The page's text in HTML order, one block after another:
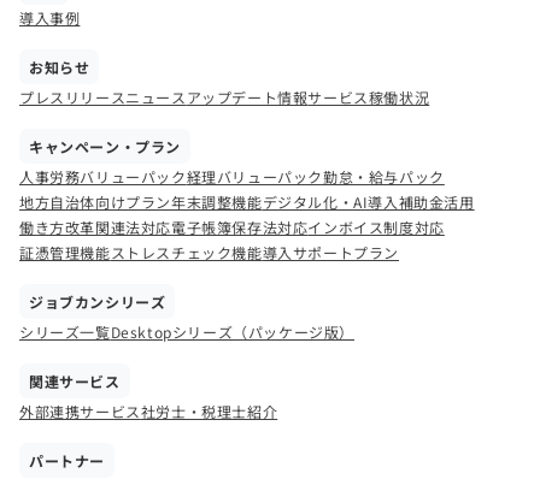
導入事例
お知らせ
プレスリリースニュース アップデート情報サービス稼働状況
キャンペーン・プラン
人事労務バリューパック経理バリューパック勤怠・給与パック
地方自治体向けプラン年末調整機能デジタル化・AI導入補助金活用
働き方改革関連法対応電子帳簿保存法対応インボイス制度対応
証憑管理機能ストレスチェック機能導入サポートプラン
ジョブカンシリーズ
シリーズ一覧Desktopシリーズ（パッケージ版）
関連サービス
外部連携サービス社労士・税理士紹介
パートナー